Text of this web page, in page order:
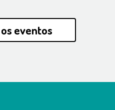
eventos